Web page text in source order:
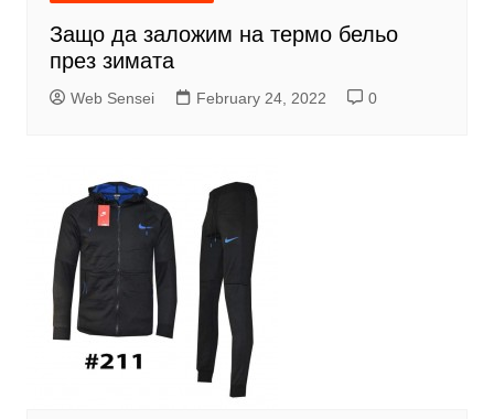
Защо да заложим на термо бельо
през зимата
Web Sensei February 24, 2022 0